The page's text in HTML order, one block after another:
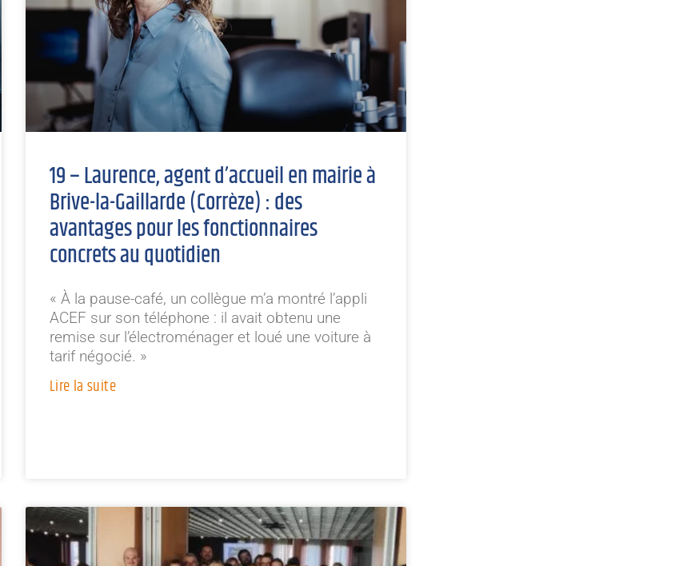
19 – Laurence, agent d’accueil en mairie à
Brive-la-Gaillarde (Corrèze) : des
avantages pour les fonctionnaires
concrets au quotidien
« À la pause-café, un collègue m’a montré l’appli
ACEF sur son téléphone : il avait obtenu une
remise sur l’électroménager et loué une voiture à
tarif négocié. »
Lire la suite